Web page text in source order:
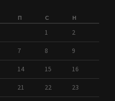
П С Н
1 2
7 8 9
14 15 16
21 22 23